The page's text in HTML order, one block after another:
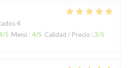
4
/5 Menú : 4/5 Calidad / Precio : 3/5